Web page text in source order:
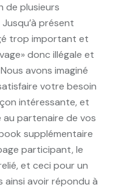
de plusieurs
présent
trop important et
donc illégale et
avons imaginé
votre besoin
intéressante, et
partenaire de vos
supplémentaire
participant, le
et ceci pour un
ainsi avoir répondu à